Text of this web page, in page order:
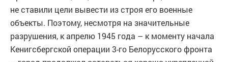
не ставили цели вывести из строя его военные
объекты. Поэтому, несмотря на значительные
разрушения, к апрелю 1945 года – к моменту начала
Кенигсбергской операции 3-го Белорусского фронта